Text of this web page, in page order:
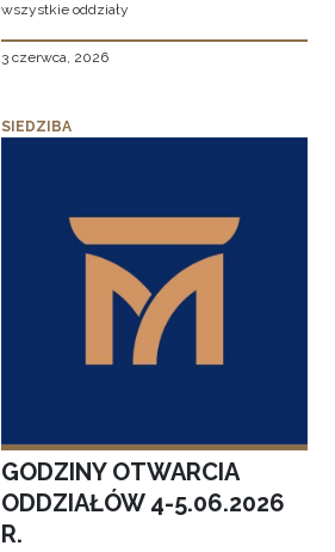
wszystkie oddziały
3 czerwca, 2026
SIEDZIBA
GODZINY OTWARCIA
ODDZIAŁÓW 4-5.06.2026
R.